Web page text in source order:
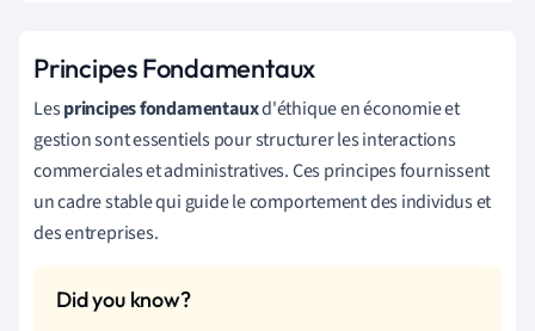
Principes Fondamentaux
Lesprincipes fondamentauxd'éthique en économie et
gestion sont essentiels pour structurer les interactions
commerciales et administratives. Ces principes fournissent
un cadre stable qui guide le comportement des individus et
des entreprises.